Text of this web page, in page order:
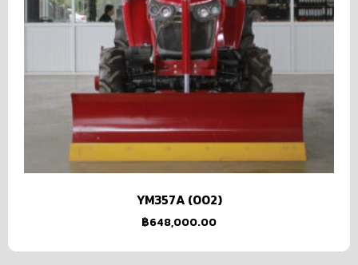
YM357A (002)
฿648,000.00